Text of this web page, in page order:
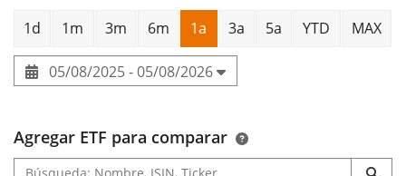
1d 1m 3m 6m 1a 3a 5a YTD MAX
05/08/2025 - 05/08/2026
Agregar ETF para comparar